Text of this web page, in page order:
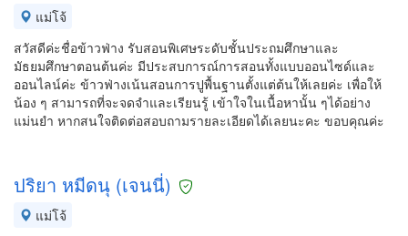
แม่โจ้
สวัสดีค่ะชื่อข้าวฟ่าง รับสอนพิเศษระดับชั้นประถมศึกษาและ
มัธยมศึกษาตอนต้นค่ะ มีประสบการณ์การสอนทั้งแบบออนไซด์และ
ออนไลน์ค่ะ ข้าวฟ่างเน้นสอนการปูพื้นฐานตั้งแต่ต้นให้เลยค่ะ เพื่อให้
น้อง ๆ สามารถที่จะจดจำและเรียนรู้ เข้าใจในเนื้อหานั้น ๆได้อย่าง
แม่นยำ หากสนใจติดต่อสอบถามรายละเอียดได้เลยนะคะ ขอบคุณค่ะ
ปริยา หมีดนุ (เจนนี่)
แม่โจ้